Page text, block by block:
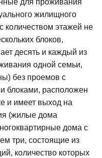
для проживания
жилищного
количеством этажей не
блоков,
десять и каждый из
одной семьи,
без проемов с
блоками, расположен
и имеет выход на
(жилые дома
дома с
три, состоящие из
количество которых